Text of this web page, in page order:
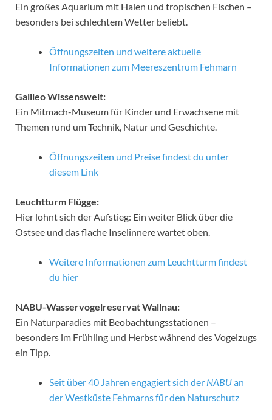
Ein großes Aquarium mit Haien und tropischen Fischen –
besonders bei schlechtem Wetter beliebt.
Öffnungszeiten und weitere aktuelle
Informationen zum Meereszentrum Fehmarn
Galileo Wissenswelt:
Ein Mitmach-Museum für Kinder und Erwachsene mit
Themen rund um Technik, Natur und Geschichte.
Öffnungszeiten und Preise findest du unter
diesem Link
Leuchtturm Flügge:
Hier lohnt sich der Aufstieg: Ein weiter Blick über die
Ostsee und das flache Inselinnere wartet oben.
Weitere Informationen zum Leuchtturm findest
du hier
NABU-Wasservogelreservat Wallnau:
Ein Naturparadies mit Beobachtungsstationen –
besonders im Frühling und Herbst während des Vogelzugs
ein Tipp.
Seit über 40 Jahren engagiert sich der NABUan
der Westküste Fehmarns für den Naturschutz